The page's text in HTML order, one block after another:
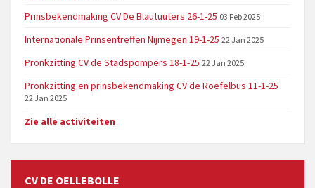
Prinsbekendmaking CV De Blautuuters 26-1-25 03 Feb 2025
Internationale Prinsentreffen Nijmegen 19-1-25 22 Jan 2025
Pronkzitting CV de Stadspompers 18-1-25 22 Jan 2025
Pronkzitting en prinsbekendmaking CV de Roefelbus 11-1-25
22 Jan 2025
Zie alle activiteiten
CV DE OELLEBOLLE